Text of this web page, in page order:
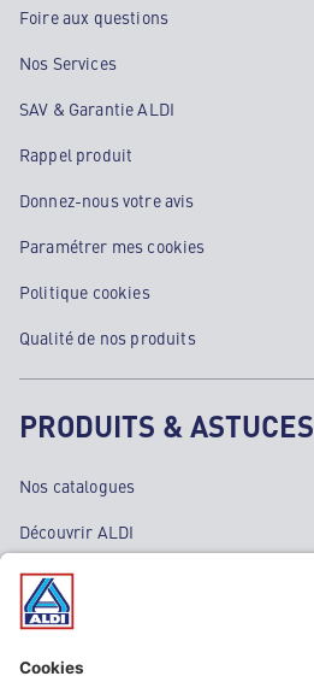
Foire aux questions
Nos Services
SAV & Garantie ALDI
Rappel produit
Donnez-nous votre avis
Paramétrer mes cookies
Politique cookies
Qualité de nos produits
PRODUITS & ASTUCES
Nos catalogues
Découvrir ALDI
Nos bons plans
Nos rayons
Nos marques